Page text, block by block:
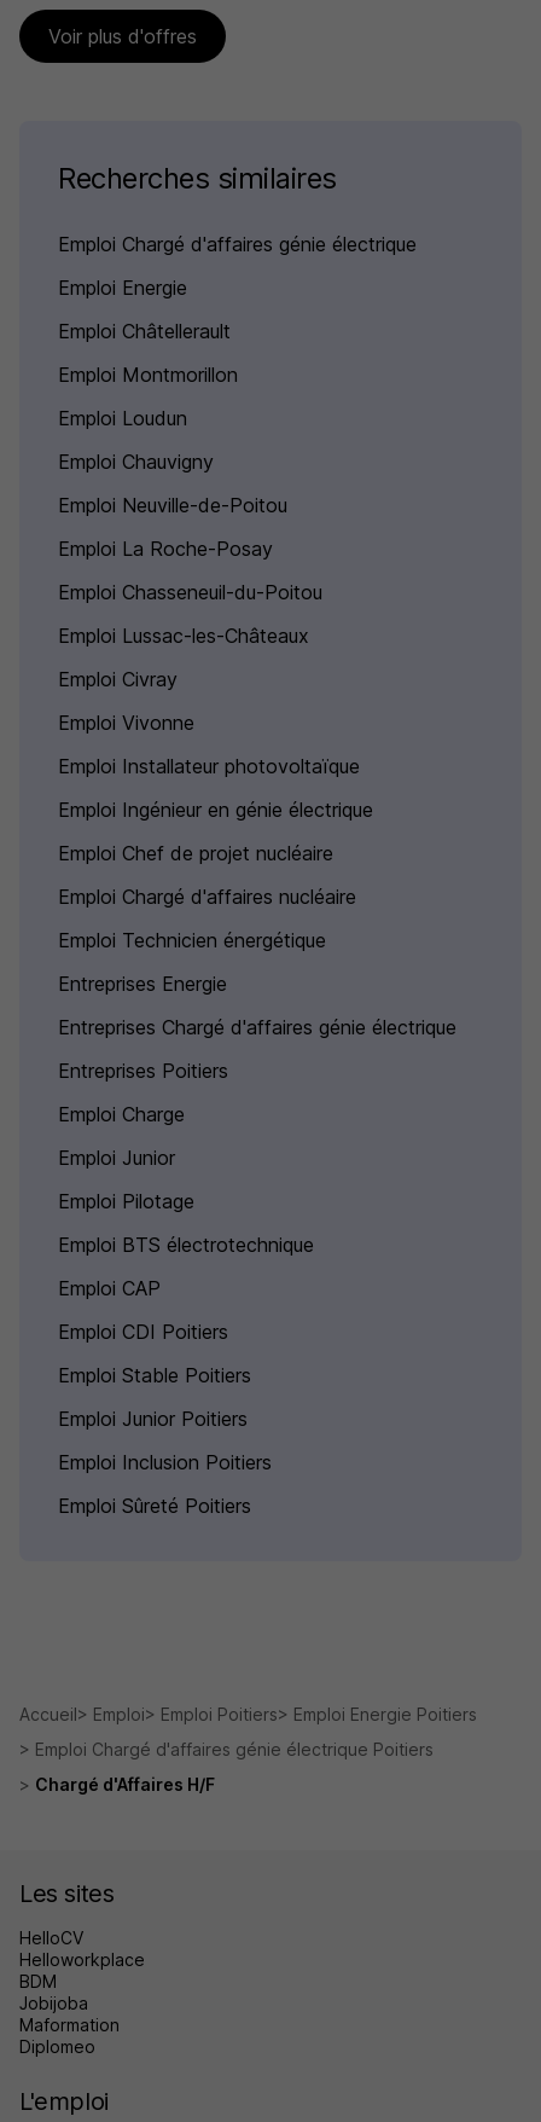
Voir plus d'offres
Recherches similaires
Emploi Chargé d'affaires génie électrique
Emploi Energie
Emploi Châtellerault
Emploi Montmorillon
Emploi Loudun
Emploi Chauvigny
Emploi Neuville-de-Poitou
Emploi La Roche-Posay
Emploi Chasseneuil-du-Poitou
Emploi Lussac-les-Châteaux
Emploi Civray
Emploi Vivonne
Emploi Installateur photovoltaïque
Emploi Ingénieur en génie électrique
Emploi Chef de projet nucléaire
Emploi Chargé d'affaires nucléaire
Emploi Technicien énergétique
Entreprises Energie
Entreprises Chargé d'affaires génie électrique
Entreprises Poitiers
Emploi Charge
Emploi Junior
Emploi Pilotage
Emploi BTS électrotechnique
Emploi CAP
Emploi CDI Poitiers
Emploi Stable Poitiers
Emploi Junior Poitiers
Emploi Inclusion Poitiers
Emploi Sûreté Poitiers
Accueil Emploi Emploi Poitiers
Emploi Energie Poitiers
Emploi Chargé d'affaires génie électrique Poitiers
Chargé d'Affaires H/F
Les sites
HelloCV
Helloworkplace
BDM
Jobijoba
Maformation
Diplomeo
L'emploi